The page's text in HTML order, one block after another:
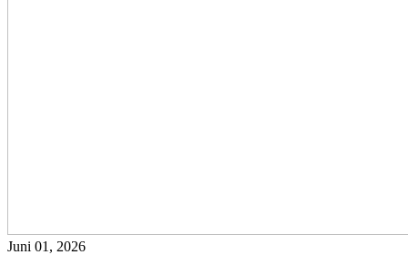
Juni 01, 2026